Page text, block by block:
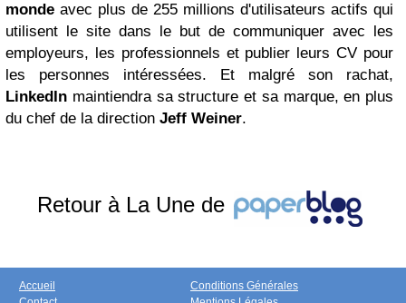
monde avec plus de 255 millions d'utilisateurs actifs qui
utilisent le site dans le but de communiquer avec les
employeurs, les professionnels et publier leurs CV pour
les personnes intéressées. Et malgré son rachat,
LinkedIn maintiendra sa structure et sa marque, en plus
du chef de la direction Jeff Weiner.
Retour à La Une de
Accueil
Conditions Générales